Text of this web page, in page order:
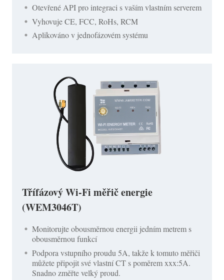
Otevřené API pro integraci s vaším vlastním serverem
Vyhovuje CE, FCC, RoHs, RCM
Aplikováno v jednofázovém systému
Třífázový Wi-Fi měřič energie
(WEM3046T)
Monitorujte obousměrnou energii jedním metrem s
obousměrnou funkcí
Podpora vstupního proudu 5A, takže k tomuto měřiči
můžete připojit své vlastní CT s poměrem xxx:5A.
Snadno změřte velký proud.